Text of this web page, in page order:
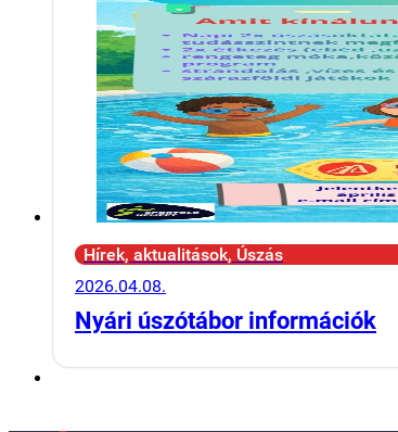
Hírek, aktualitások, Úszás
2026.04.08.
Nyári úszótábor információk